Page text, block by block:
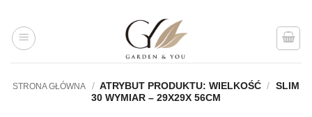
treści
STRONA GŁÓWNA / ATRYBUT PRODUKTU: WIELKOŚĆ / SLIM
30 WYMIAR – 29X29X 56CM